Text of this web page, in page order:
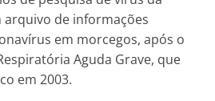
de informações
em morcegos, após o
Aguda Grave, que
em 2003.